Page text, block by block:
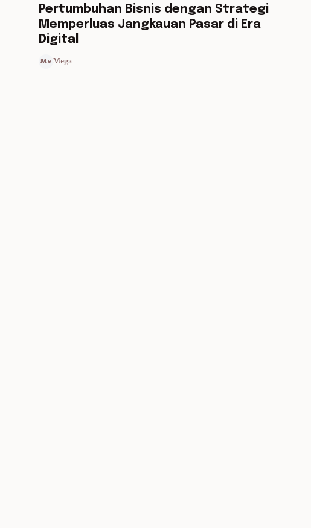
Pertumbuhan Bisnis dengan Strategi
Memperluas Jangkauan Pasar di Era
Digital
Me Mega